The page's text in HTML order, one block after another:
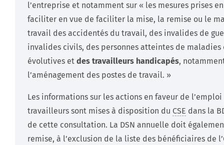
l’entreprise et notamment sur « les mesures prises
faciliter en vue de faciliter la mise, la remise ou le
travail des accidentés du travail, des invalides de
invalides civils, des personnes atteintes de maladies
évolutives et des travailleurs handicapés,
l’aménagement des postes de travail. »
Les informations sur les actions en faveur de l’emploi
travailleurs sont mises à disposition du CSE dans la
de cette consultation. La DSN annuelle doit
remise, à l’exclusion de la liste des bénéficiaires de